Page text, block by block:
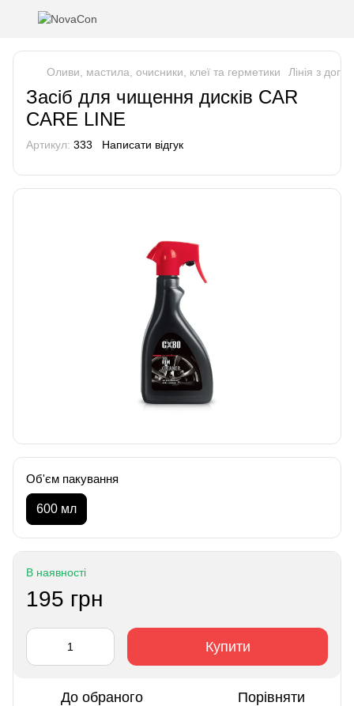
Оливи, мастила, очисники, клеї та герметики Лінія з
Засіб для чищення дисків CAR
CARE LINE
Артикул: 333 Написати відгук
Об'єм пакування
600 мл
В наявності
195 грн
Купити
До обраного Порівняти